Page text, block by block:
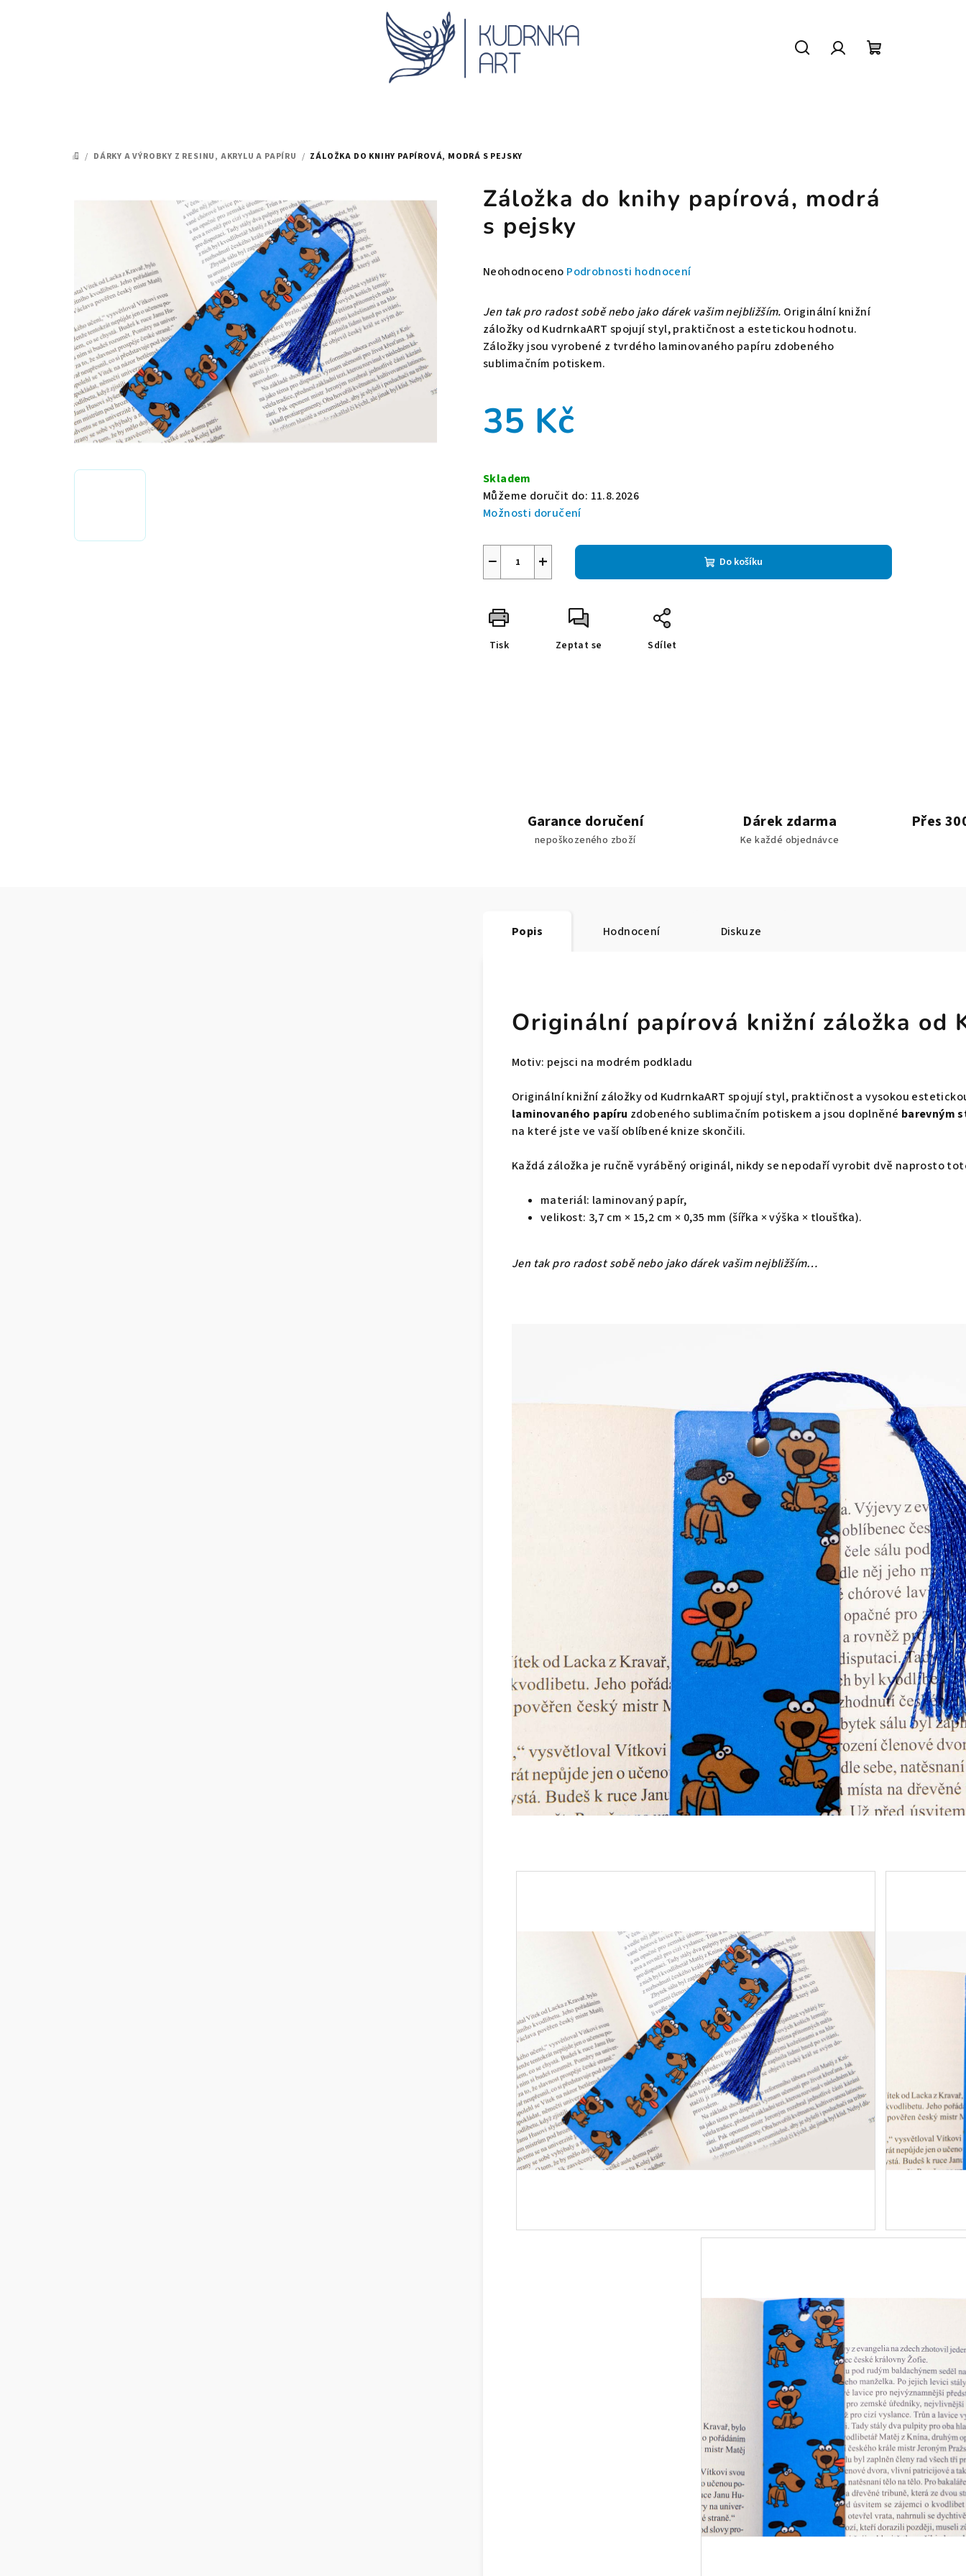
DOMŮ
/ DÁRKY A VÝROBKY Z RESINU, AKRYLU A PAPÍRU / ZÁLOŽKA DO KNIHY PAPÍROVÁ, MODRÁ S PEJSKY
Záložka do knihy papírová, modrá
s pejsky
Průměrné
produktu
je
0,0
Neohodnoceno Podrobnosti hodnocení
Jen tak pro radost sobě nebo jako dárek vašim nejbližším. Originální knižní
záložky od KudrnkaART spojují styl, praktičnost a estetickou hodnotu.
Záložky jsou vyrobené z tvrdého laminovaného papíru zdobeného
sublimačním potiskem.
35 Kč
cena:
Skladem
Můžeme doručit do: 11.8.2026
Možnosti doručení
+
− Do košíku
Tisk Zeptat se Sdílet
Garance doručení
nepoškozeného zboží
Dárek zdarma
Ke každé objednávce
Přes
Popis Hodnocení Diskuze
Originální papírová knižní záložka od
Motiv: pejsci na modrém podkladu
Originální knižní záložky od KudrnkaART spojují styl, praktičnost a vysokou
laminovaného papíru zdobeného sublimačním potiskem a jsou doplněné barevným
na které jste ve vaší oblíbené knize skončili.
Každá záložka je ručně vyráběný originál, nikdy se nepodaří vyrobit dvě naprosto
materiál: laminovaný papír,
velikost: 3,7 cm × 15,2 cm × 0,35 mm (šířka × výška × tloušťka).
Jen tak pro radost sobě nebo jako dárek vašim nejbližším…